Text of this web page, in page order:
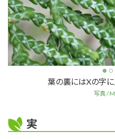
葉の裏にはXの字
写真 /
実